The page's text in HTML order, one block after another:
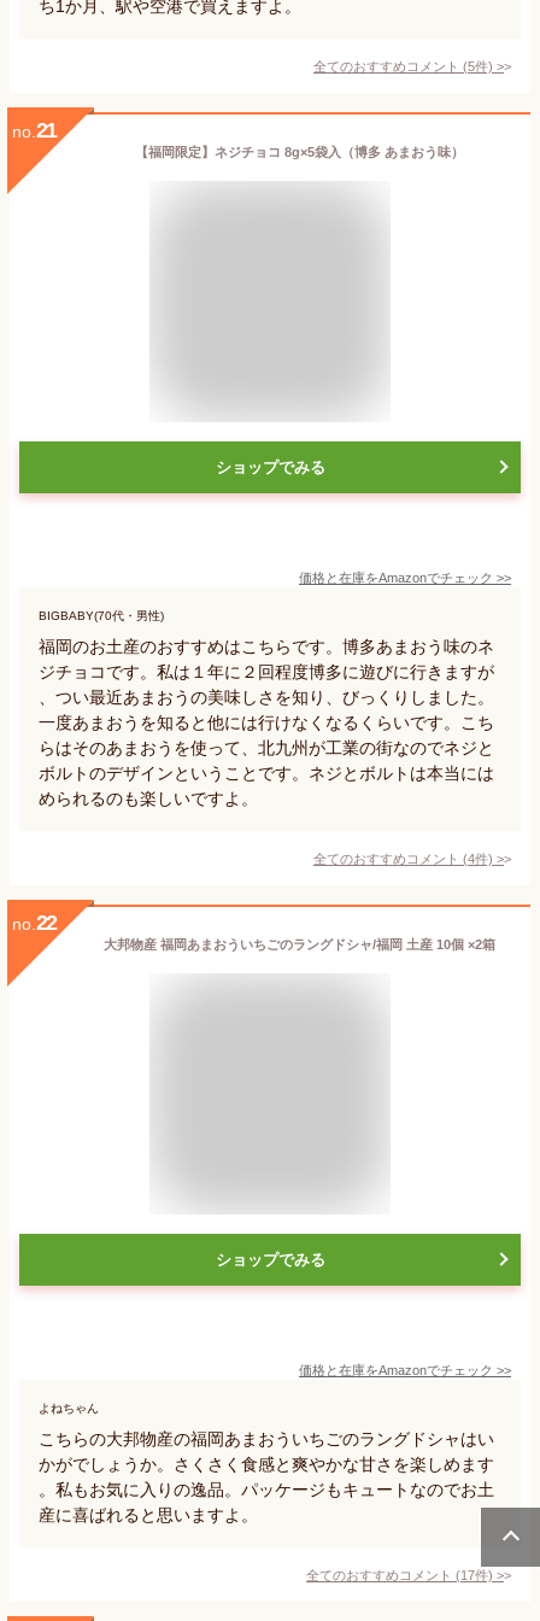
ち1か月、駅や空港で買えますよ。
全てのおすすめコメント (5件) >
no. 21
【福岡限定】ネジチョコ 8g×5袋入（博多 あまおう味）
ショップでみる
価格と在庫をAmazonでチェック >>
BIGBABY(70代・男性)
福岡のお土産のおすすめはこちらです。博多あまおう味のネ
ジチョコです。私は１年に２回程度博多に遊びに行きますが
、つい最近あまおうの美味しさを知り、びっくりしました。
一度あまおうを知ると他には行けなくなるくらいです。こち
らはそのあまおうを使って、北九州が工業の街なのでネジと
ボルトのデザインということです。ネジとボルトは本当には
められるのも楽しいですよ。
全てのおすすめコメント (4件) >
no. 22
大邦物産 福岡あまおういちごのラングドシャ/福岡 土産 10個 ×2箱
ショップでみる
価格と在庫をAmazonでチェック >>
よねちゃん
こちらの大邦物産の福岡あまおういちごのラングドシャはい
かがでしょうか。さくさく食感と爽やかな甘さを楽しめます
。私もお気に入りの逸品。パッケージもキュートなのでお土
産に喜ばれると思いますよ。
全てのおすすめコメント (17件) >